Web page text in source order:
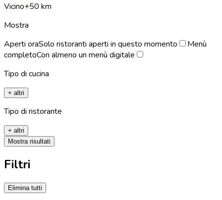
Vicino+50 km
Mostra
Aperti oraSolo ristoranti aperti in questo momento
Menù
completoCon almeno un menù digitale
Tipo di cucina
+ altri
Tipo di ristorante
+ altri
Mostra risultati
Filtri
Elimina tutti